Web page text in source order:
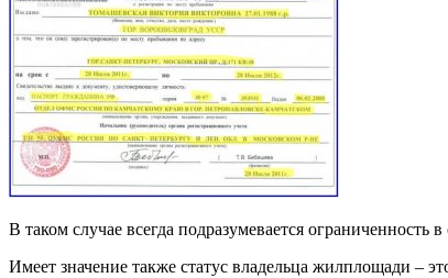
В таком случае всегда подразумевается ограниченность
Имеет значение также статус владельца жилплощади –